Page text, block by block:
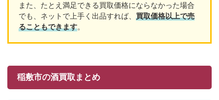
また、たとえ満足できる買取価格にならなかった場合
でも、ネットで上手く出品すれば、 買取価格以上で売
ることもできます。
稲敷市の酒買取まとめ